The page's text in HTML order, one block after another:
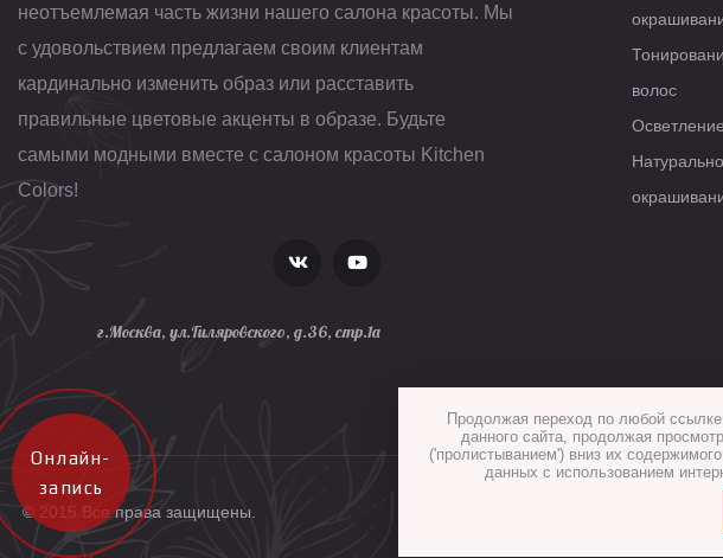
неотъемлемая часть жизни нашего салона красоты. Мы
с удовольствием предлагаем своим клиентам
кардинально изменить образ или расставить
правильные цветовые акценты в образе. Будьте
самыми модными вместе с салоном красоты Kitchen
Colors!
волос
Осветление
г.Москва, ул.Гиляровского, д.36, стр.1а
© 2015 Все права защищены.
Продолжая переход по любой
данного сайта, продолжая
('пролистыванием') вниз их
данных с использованием
Онлайн-
запись